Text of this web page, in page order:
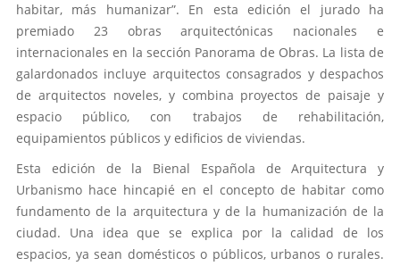
habitar, más humanizar”. En esta edición el jurado ha
premiado 23 obras arquitectónicas nacionales e
internacionales en la sección Panorama de Obras. La lista de
galardonados incluye arquitectos consagrados y despachos
de arquitectos noveles, y combina proyectos de paisaje y
espacio público, con trabajos de rehabilitación,
equipamientos públicos y edificios de viviendas.
Esta edición de la Bienal Española de Arquitectura y
Urbanismo hace hincapié en el concepto de habitar como
fundamento de la arquitectura y de la humanización de la
ciudad. Una idea que se explica por la calidad de los
espacios, ya sean domésticos o públicos, urbanos o rurales.